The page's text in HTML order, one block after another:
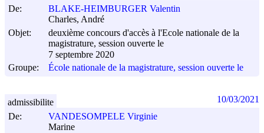
De:
BLAKE-HEIMBURGER Valentin
Charles, André
Objet:
deuxième concours d'accès à l'Ecole nationale de la
magistrature, session ouverte le
7 septembre 2020
Groupe:
École nationale de la magistrature, session ouverte le
De:
VANDESOMPELE Virginie
Marine
admissibilite 10/03/2021